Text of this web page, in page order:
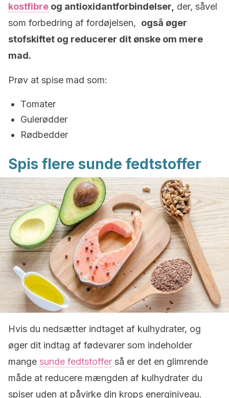
kostfibre og antioxidantforbindelser, der, såvel
som forbedring af fordøjelsen, også øger
stofskiftet og reducerer dit ønske om mere
mad.
Prøv at spise mad som:
Tomater
Gulerødder
Rødbedder
Spis flere sunde fedtstoffer
Hvis du nedsætter indtaget af kulhydrater, og
øger dit indtag af fødevarer som indeholder
mange sunde fedtstoffer så er det en glimrende
måde at reducere mængden af ​​kulhydrater du
spiser uden at påvirke din krops energiniveau.